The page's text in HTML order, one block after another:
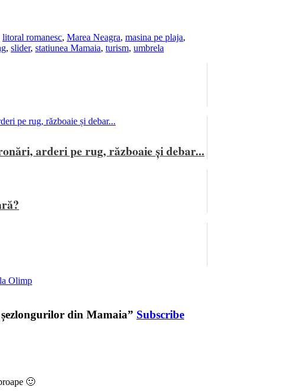
litoral romanesc, Marea Neagra, masina pe plaja,
, slider, statiunea Mamaia, turism, umbrela
arderi pe rug, războaie și debar...
Olimp
din Mamaia” Subscribe
🙂